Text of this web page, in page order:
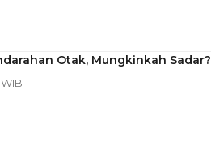
Otak, Mungkinkah Sadar?